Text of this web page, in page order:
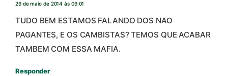
29 de maio de 2014 às 09:01
TUDO BEM ESTAMOS FALANDO DOS NAO
PAGANTES, E OS CAMBISTAS? TEMOS QUE ACABAR
TAMBEM COM ESSA MAFIA.
Responder